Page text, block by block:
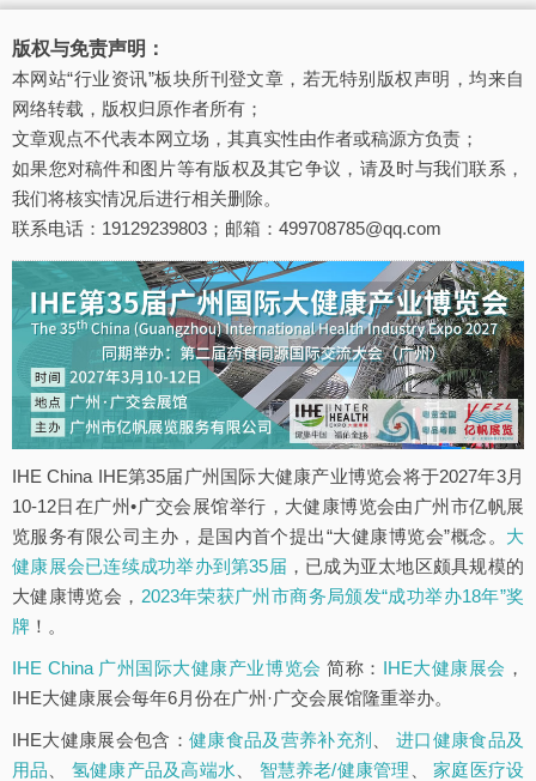
版权与免责声明：
本网站“行业资讯”板块所刊登文章，若无特别版权声明，均来自
网络转载，版权归原作者所有；
文章观点不代表本网立场，其真实性由作者或稿源方负责；
如果您对稿件和图片等有版权及其它争议，请及时与我们联系，
我们将核实情况后进行相关删除。
联系电话：19129239803；邮箱：499708785@qq.com
IHE China IHE第35届广州国际大健康产业博览会将于2027年3月
10-12日在广州•广交会展馆举行，大健康博览会由广州市亿帆展
览服务有限公司主办，是国内首个提出“大健康博览会”概念。 大
健康展会已连续成功举办到第35届 ，已成为亚太地区颇具规模的
大健康博览会， 2023年荣获广州市商务局颁发“成功举办18年”奖
牌 ！。
IHE China 广州国际大健康产业博览会 简称： IHE大健康展会 ，
IHE大健康展会每年6月份在广州·广交会展馆隆重举办。
IHE大健康展会包含： 健康食品及营养补充剂 、进口健康食品及
用品
氢健康产品及高端水 智慧养老/健康管理 、家庭医疗设